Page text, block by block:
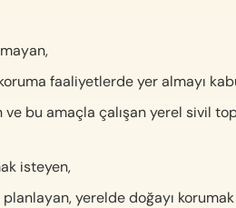
faaliyetlerde yer almayı
ve bu amaçla çalışan yerel sivil
isteyen,
yerelde doğayı